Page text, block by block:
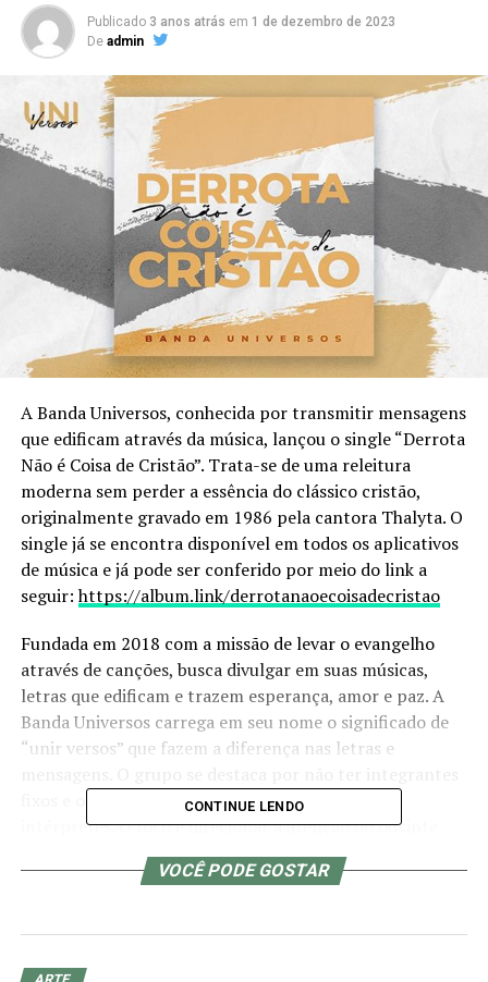
Publicado 3 anos atrás em 1 de dezembro de 2023
De admin
A Banda Universos, conhecida por transmitir mensagens
que edificam através da música, lançou o single “Derrota
Não é Coisa de Cristão”. Trata-se de uma releitura
moderna sem perder a essência do clássico cristão,
originalmente gravado em 1986 pela cantora Thalyta. O
single já se encontra disponível em todos os aplicativos
de música e já pode ser conferido por meio do link a
seguir:https://album.link/derrotanaoecoisadecristao
Fundada em 2018 com a missão de levar o evangelho
através de canções, busca divulgar em suas músicas,
letras que edificam e trazem esperança, amor e paz. A
Banda Universos carrega em seu nome o significado de
“unir versos” que fazem a diferença nas letras e
fixos e oferece uma versatilidade com talentosos
intérpretes. O foco é direcionar a atenção do ouvinte
para as mensagens.
CONTINUE LENDO
VOCÊ PODE GOSTAR